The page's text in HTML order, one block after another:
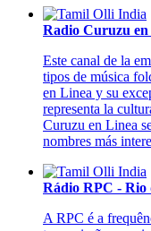
Radio Curuzu en
Este canal de la
tipos de música
en Linea y su
representa la
Curuzu en Linea
nombres más
Rádio RPC - Rio
A RPC é a